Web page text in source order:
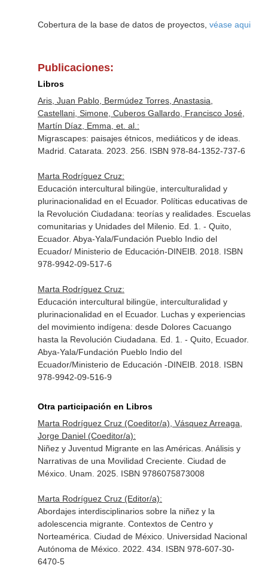
Cobertura de la base de datos de proyectos, véase aqui
Publicaciones:
Libros
Aris, Juan Pablo, Bermúdez Torres, Anastasia,
Castellani, Simone, Cuberos Gallardo, Francisco José,
Martín Díaz, Emma, et. al.:
Migrascapes: paisajes étnicos, mediáticos y de ideas.
Madrid. Catarata. 2023. 256. ISBN 978-84-1352-737-6
Marta Rodríguez Cruz:
Educación intercultural bilingüe, interculturalidad y
plurinacionalidad en el Ecuador. Políticas educativas de
la Revolución Ciudadana: teorías y realidades. Escuelas
comunitarias y Unidades del Milenio. Ed. 1. - Quito,
Ecuador. Abya-Yala/Fundación Pueblo Indio del
Ecuador/ Ministerio de Educación-DINEIB. 2018. ISBN
978-9942-09-517-6
Marta Rodríguez Cruz:
Educación intercultural bilingüe, interculturalidad y
plurinacionalidad en el Ecuador. Luchas y experiencias
del movimiento indígena: desde Dolores Cacuango
hasta la Revolución Ciudadana. Ed. 1. - Quito, Ecuador.
Abya-Yala/Fundación Pueblo Indio del
Ecuador/Ministerio de Educación -DINEIB. 2018. ISBN
978-9942-09-516-9
Otra participación en Libros
Marta Rodríguez Cruz (Coeditor/a), Vásquez Arreaga,
Jorge Daniel (Coeditor/a):
Niñez y Juventud Migrante en las Américas. Análisis y
Narrativas de una Movilidad Creciente. Ciudad de
México. Unam. 2025. ISBN 9786075873008
Marta Rodríguez Cruz (Editor/a):
Abordajes interdisciplinarios sobre la niñez y la
adolescencia migrante. Contextos de Centro y
Norteamérica. Ciudad de México. Universidad Nacional
Autónoma de México. 2022. 434. ISBN 978-607-30-
6470-5